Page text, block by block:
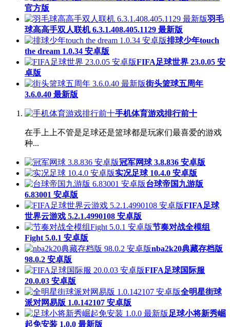
官方版
羽毛
球高高手双人联机 6.3.1.408.405.1129 最新版
排球少年touch
the dream 1.0.34 安卓版
FIFA足球世界 23.0.05 安
卓版
街头篮球五周年
3.6.0.40 最新版
手机体育游戏排行前十
在手上上不管是足球还是篮球都是玩家们最喜爱的游戏
种...
冠军网球 3.8.836 安卓版
实况足球 10.4.0 安卓版
台球帝国九游版
6.83001 安卓版
FIFA足球
世界云游戏 5.2.1.4990108 安卓版
节奏对战全模组
Fight 5.0.1 安卓版
nba2k20典藏存档版
98.0.2 安卓版
FIFA足球国际服
20.0.03 安卓版
全明星街球
派对网易版 1.0.142107 安卓版
足球小将新秀崛
起免安装 1.0.0 最新版